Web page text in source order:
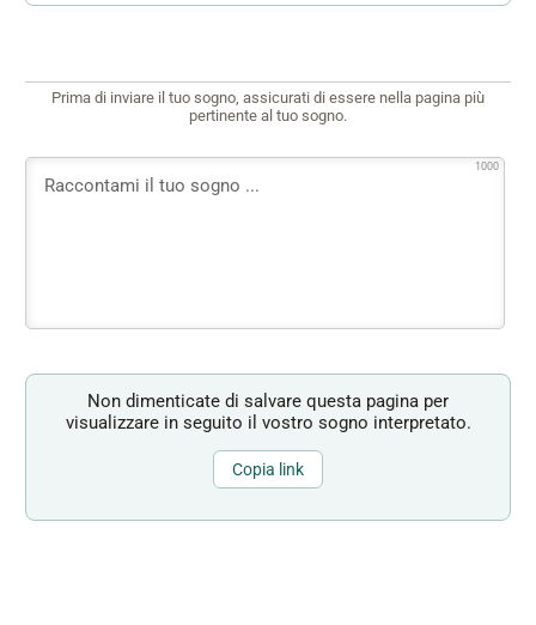
Prima di inviare il tuo sogno, assicurati di essere nella pagina più
pertinente al tuo sogno.
1000
Non dimenticate di salvare questa pagina per
visualizzare in seguito il vostro sogno interpretato.
Copia link